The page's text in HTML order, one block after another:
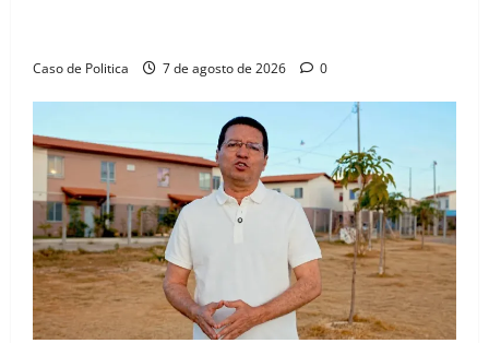
Caso de Politica 7 de agosto de 2026 0